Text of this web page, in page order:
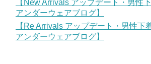
【New Arrivals アップデート・男性
アンダーウェアブログ】
【Re Arrivals アップデート・男性下
アンダーウェアブログ】